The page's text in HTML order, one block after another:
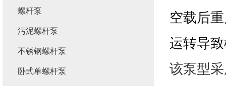
空载后
运转导
该泵型
螺杆泵
污泥螺杆泵
不锈钢螺杆泵
卧式单螺杆泵